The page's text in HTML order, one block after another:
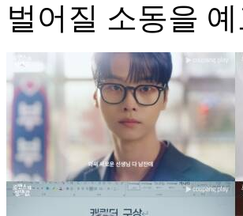
벌어질 소동을